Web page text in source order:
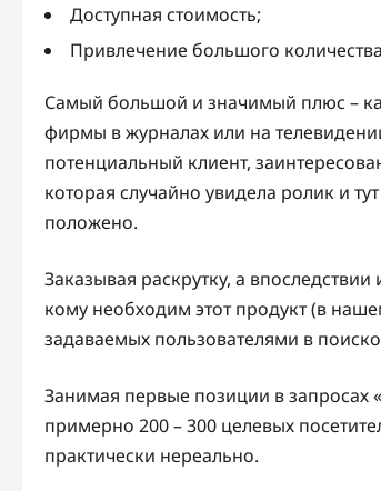
Доступная стоимость;
Привлечение большого
Самый большой и значимый плюс –
фирмы в журналах или на
потенциальный клиент,
которая случайно увидела ролик и
положено.
Заказывая раскрутку, а
кому необходим этот продукт (в
задаваемых пользователями в
Занимая первые позиции в запросах
примерно 200 – 300 целевых
практически нереально.